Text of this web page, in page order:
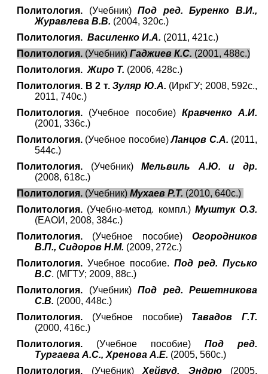
Политология. (Учебник)Под ред. Буренко В.И.,
Журавлева В.В. (2004, 320с.)
Политология. Василенко И.А. (2011, 421с.)
Политология. (Учебник) Гаджиев К.С. (2001, 488с.)
Политология. Жиро Т. (2006, 428с.)
Политология. В 2 т. Зуляр Ю.А. (ИркГУ; 2008, 592с.,
2011, 740с.)
Политология. (Учебное пособие) Кравченко А.И.
(2001, 336с.)
Политология. (Учебное пособие)Ланцов С.А. (2011,
544с.)
Политология. (Учебник)Мельвиль А.Ю. и др.
(2008, 618с.)
Политология. (Учебник) Мухаев Р.Т. (2010, 640с.)
Политология. (Учебно-метод. компл.) Муштук О.З.
(ЕАОИ, 2008, 384с.)
Политология. (Учебное пособие) Огородников
В.П., Сидоров Н.М. (2009, 272с.)
Политология. Учебное пособие. Под ред. Пусько
В.С. (МГТУ; 2009, 88с.)
Политология. (Учебник) Под ред. Решетникова
С.В. (2000, 448с.)
Политология. (Учебное пособие) Тавадов Г.Т.
(2000, 416с.)
Политология. (Учебное пособие) Под ред.
Тургаева А.С., Хренова А.Е. (2005, 560с.)
Политология. (Учебник) Хейвуд, Эндрю (2005,